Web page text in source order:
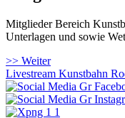
Mitglieder Bereich
Unterlagen und sowie
>> Weiter
Livestream Kunstbahn